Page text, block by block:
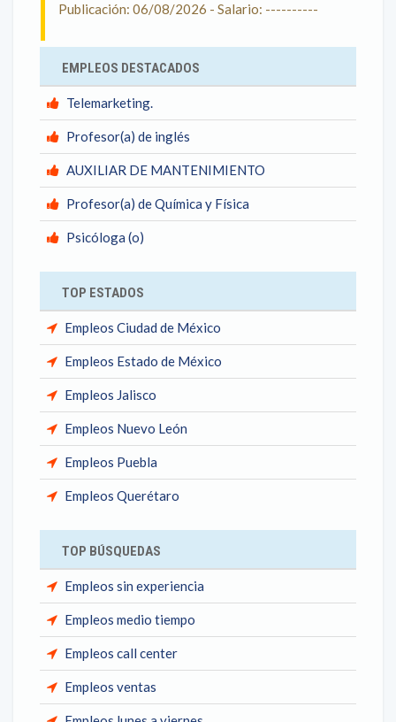
Publicación: 06/08/2026 - Salario: ----------
EMPLEOS DESTACADOS
Telemarketing.
Profesor(a) de inglés
AUXILIAR DE MANTENIMIENTO
Profesor(a) de Química y Física
Psicóloga (o)
TOP ESTADOS
Empleos Ciudad de México
Empleos Estado de México
Empleos Jalisco
Empleos Nuevo León
Empleos Puebla
Empleos Querétaro
TOP BÚSQUEDAS
Empleos sin experiencia
Empleos medio tiempo
Empleos call center
Empleos ventas